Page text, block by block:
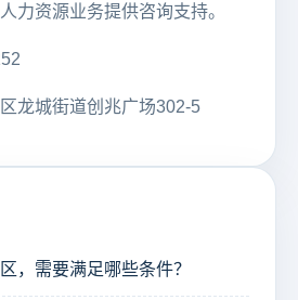
力资源业务提供咨询支持。
龙城街道创兆广场302-5
，需要满足哪些条件？